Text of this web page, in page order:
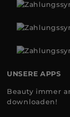
UNSERE APPS
Beauty immer
downloaden!